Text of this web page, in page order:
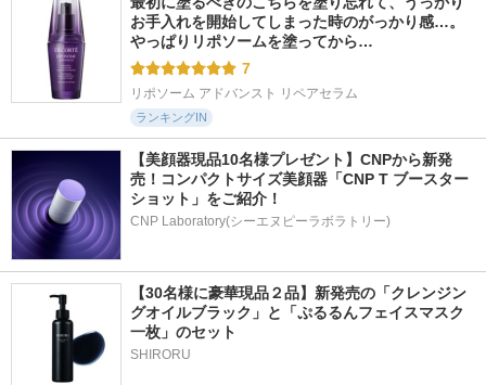
お手入れを開始してしまった時のがっかり感…。
やっぱりリポソームを塗ってから…
7
リポソーム アドバンスト リペアセラム
ランキングIN
【美顔器現品10名様プレゼント】CNPから新発
売！コンパクトサイズ美顔器「CNP T ブースター
ショット」をご紹介！
CNP Laboratory(シーエヌピーラボラトリー)
【30名様に豪華現品２品】新発売の「クレンジン
グオイルブラック」と「ぷるるんフェイスマスク
一枚」のセット
SHIRORU